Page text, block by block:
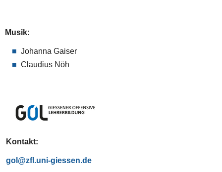
Musik:
Johanna Gaiser
Claudius Nöh
Kontakt:
gol